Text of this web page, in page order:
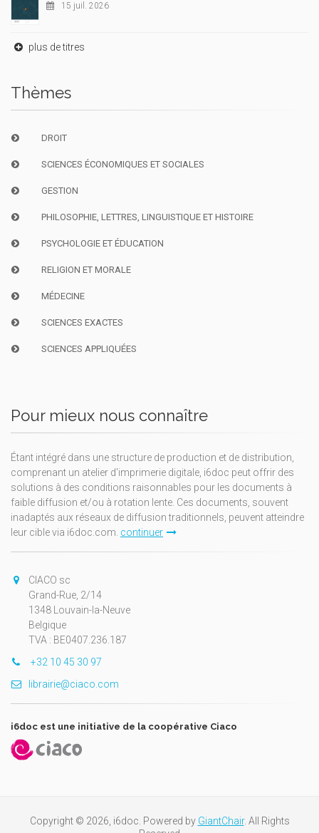
15 juil. 2026
plus de titres
Thèmes
DROIT
SCIENCES ÉCONOMIQUES ET SOCIALES
GESTION
PHILOSOPHIE, LETTRES, LINGUISTIQUE ET HISTOIRE
PSYCHOLOGIE ET ÉDUCATION
RELIGION ET MORALE
MÉDECINE
SCIENCES EXACTES
SCIENCES APPLIQUÉES
Pour mieux nous connaître
Étant intégré dans une structure de production et de distribution,
comprenant un atelier d'imprimerie digitale, i6doc peut offrir des
solutions à des conditions raisonnables pour les documents à
faible diffusion et/ou à rotation lente. Ces documents, souvent
inadaptés aux réseaux de diffusion traditionnels, peuvent atteindre
leur cible via i6doc.com. continuer
CIACO sc
Grand-Rue, 2/14
1348 Louvain-la-Neuve
Belgique
TVA : BE0407.236.187
+32 10 45 30 97
librairie@ciaco.com
i6doc est une initiative de la coopérative Ciaco
Copyright © 2026, i6doc. Powered by GiantChair. All Rights